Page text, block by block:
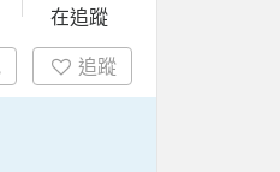
在追蹤
追蹤